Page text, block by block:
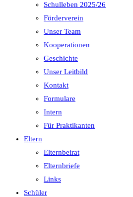
Schulleben 2025/26
Förderverein
Unser Team
Kooperationen
Geschichte
Unser Leitbild
Kontakt
Formulare
Intern
Für Praktikanten
Eltern
Elternbeirat
Elternbriefe
Links
Schüler